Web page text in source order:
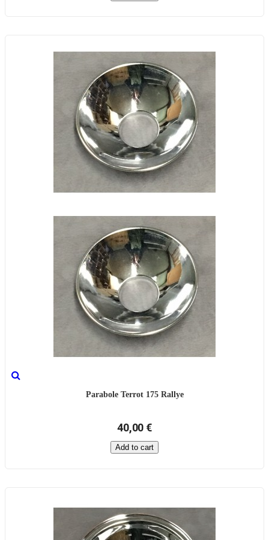
Parabole Terrot 175 Rallye
40,00 €
Add to cart